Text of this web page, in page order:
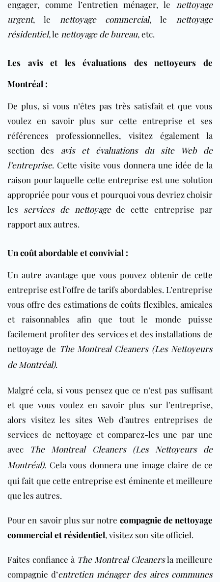
engager, comme l’entretien ménager, le nettoyage
urgent, le nettoyage commercial, le nettoyage
résidentiel, le nettoyage de bureau, etc.
Les avis et les évaluations des nettoyeurs de
Montréal :
De plus, si vous n’êtes pas très satisfait et que vous
voulez en savoir plus sur cette entreprise et ses
références professionnelles, visitez également la
section des avis et évaluations du site Web de
l’entreprise. Cette visite vous donnera une idée de la
raison pour laquelle cette entreprise est une solution
appropriée pour vous et pourquoi vous devriez choisir
les services de nettoyagede cette entreprise par
rapport aux autres.
Un coût abordable et convivial :
Un autre avantage que vous pouvez obtenir de cette
entreprise est l’offre de tarifs abordables. L’entreprise
vous offre des estimations decoûts flexibles, amicales
et raisonnables afin que tout le monde puisse
facilement profiter des services et des installations de
nettoyage de The Montreal Cleaners (Les Nettoyeurs
de Montréal).
Malgré cela, si vous pensez que ce n’est pas suffisant
et que vous voulez en savoir plus sur l’entreprise,
alors visitez les sites Web d’autres entreprises de
services de nettoyage et comparez-les une par une
avec The Montreal Cleaners (Les Nettoyeurs de
Montréal). Cela vous donnera une image claire de ce
qui fait que cette entreprise est éminente et meilleure
que les autres.
Pour en savoir plus sur notre compagnie de nettoyage
commercial et résidentiel, visitez son site officiel.
Faites confiance à The Montreal Cleanersla meilleure
compagnie d’entretien ménager des aires communes